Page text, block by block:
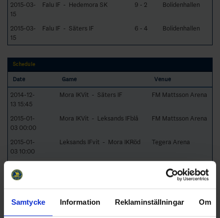
Samtycke Information Reklaminställningar Om
2015-03-
15
Falu IF - Hedemora SK 9 - 2 Bolidenhallen
2015-03-
15
Falu IF - Säters IF 6 - 4 Bolidenhallen
Schedule
Date Game Venue
2014-12-
13 15:45
Mora IKVit - Säters IF FM Mattsson Arena
2015-01-
03 00:00
Mora IKVit - Leksands IFblå FM Mattsson Arena
2015-01-
03 10:00
Leksands IFvit - Mora IKRöd Tegera Arena
10 00:00
2015-01-
17 13:00
Mora IKVit - Hedemora SK Älvdalens Ishall